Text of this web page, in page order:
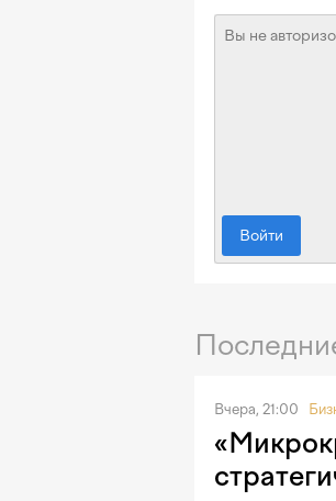
Войти
Вчера, 21:00